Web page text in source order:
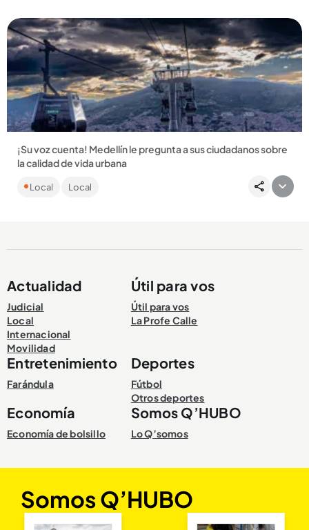
Compartir Noticia
¡Su voz cuenta! Medellín le pregunta a sus ciudadanos sobre
la calidad de vida urbana
RespondA la Encuesta de calidad de vida urbana y ayude a
Local Local
Compartir Noticia
Actualidad
Judicial
Local
Internacional
Movilidad
Útil para vos
Útil para vos
La Profe Calle
Entretenimiento
Farándula
Deportes
Fútbol
Otros deportes
Economía
Economía de bolsillo
Somos Q’HUBO
Lo Q’somos
Somos Q’HUBO